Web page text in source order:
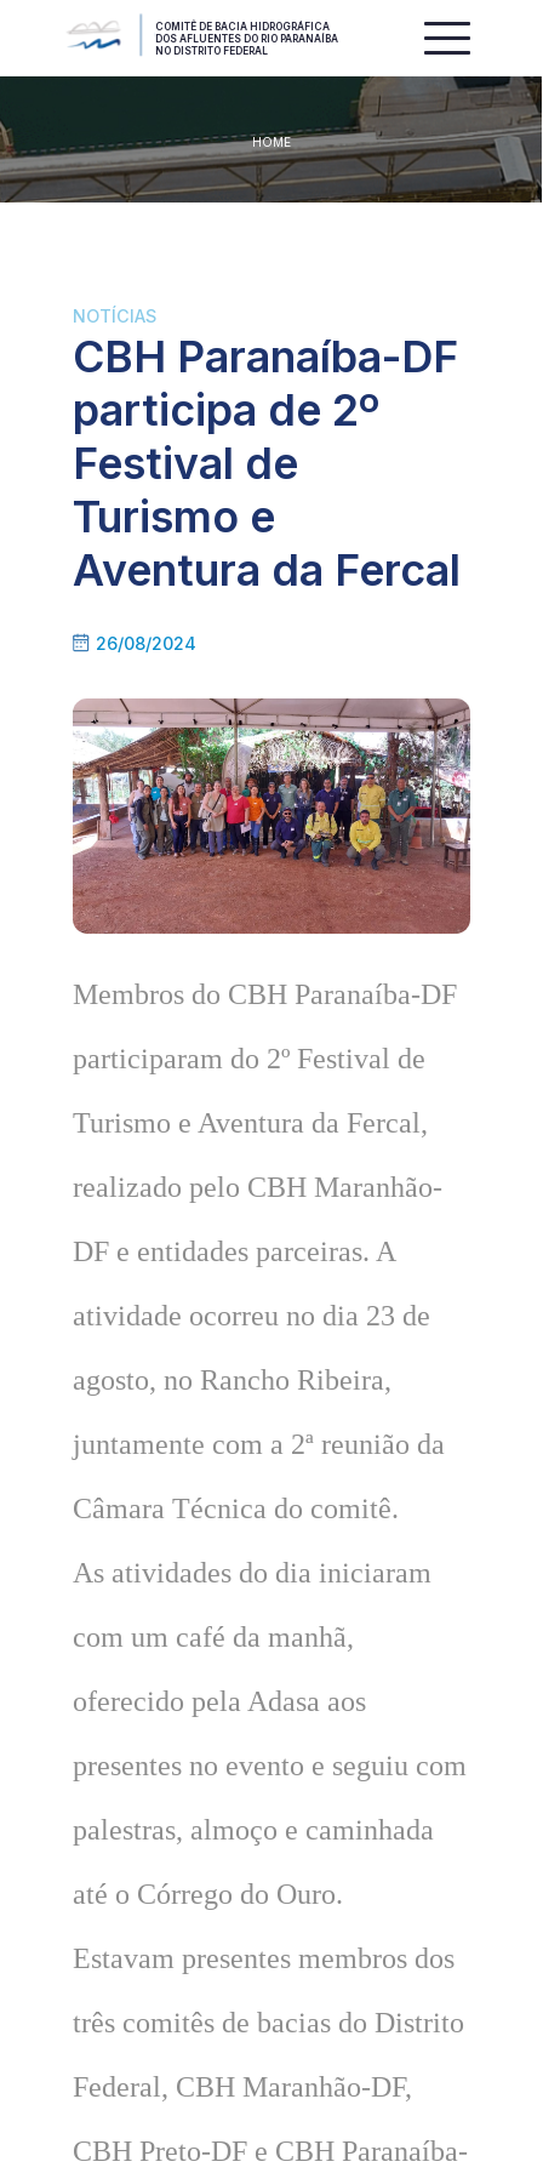
COMITÊ DE BACIA HIDROGRÁFICA
DOS AFLUENTES DO RIO PARANAÍBA
NO DISTRITO FEDERAL
HOME
NOTÍCIAS
CBH Paranaíba-DF
participa de 2º
Festival de
Turismo e
Aventura da Fercal
26/08/2024
Membros do CBH Paranaíba-DF
participaram do 2º Festival de
Turismo e Aventura da Fercal,
realizado pelo CBH Maranhão-
DF e entidades parceiras. A
atividade ocorreu no dia 23 de
agosto, no Rancho Ribeira,
juntamente com a 2ª reunião da
Câmara Técnica do comitê.
As atividades do dia iniciaram
com um café da manhã,
oferecido pela Adasa aos
presentes no evento e seguiu com
palestras, almoço e caminhada
até o Córrego do Ouro.
Estavam presentes membros dos
três comitês de bacias do Distrito
Federal, CBH Maranhão-DF,
CBH Preto-DF e CBH Paranaíba-